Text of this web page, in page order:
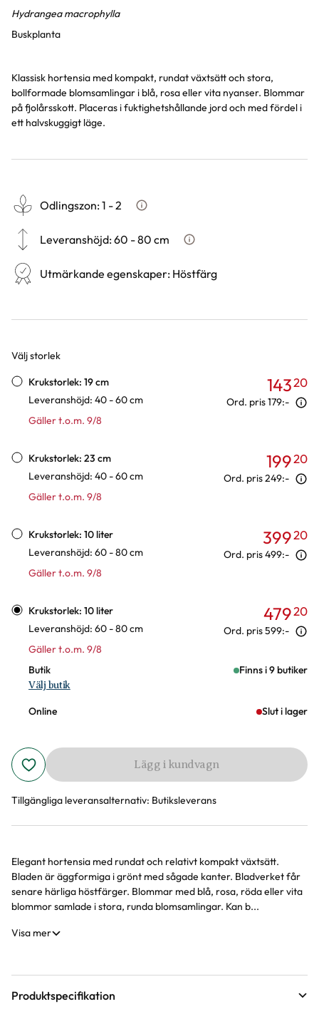
Hydrangea macrophylla
Buskplanta
Klassisk hortensia med kompakt, rundat växtsätt och stora,
bollformade blomsamlingar i blå, rosa eller vita nyanser. Blommar
på fjolårsskott. Placeras i fuktighetshållande jord och med fördel i
ett halvskuggigt läge.
Odlingszon:1 - 2 Vad är odlingszon?
Leveranshöjd:60 - 80 cm Hur vi mäter leveranshöjd på
Utmärkande egenskaper: Höstfärg
Välj storlek
Varianter
Krukstorlek: 19 cm
Leveranshöjd: 40 - 60 cm
Gäller t.o.m. 9/8
14320
Ord. pris179:-
Krukstorlek: 23 cm
Leveranshöjd: 40 - 60 cm
Gäller t.o.m. 9/8
19920
Ord. pris249:-
Krukstorlek: 10 liter
Leveranshöjd: 60 - 80 cm
Gäller t.o.m. 9/8
39920
Ord. pris499:-
Krukstorlek: 10 liter
Leveranshöjd: 60 - 80 cm
Gäller t.o.m. 9/8
47920
Ord. pris599:-
Butik Finns i 9 butiker
Välj butik
Online Slut i lager
Lägg i kundvagn
Tillgängliga leveransalternativ: Butiksleverans
Produktinformation
Elegant hortensia med rundat och relativt kompakt växtsätt.
Bladen är äggformiga i grönt med sågade kanter. Bladverket får
senare härliga höstfärger. Blommar med blå, rosa, röda eller vita
blommor samlade i stora, runda blomsamlingar. Kan b...
Visa mer
Produktspecifikation